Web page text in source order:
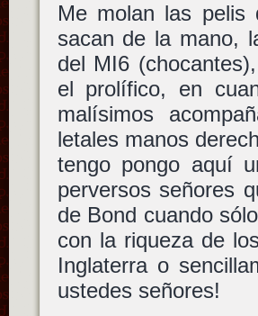
Me molan las pelis
sacan de la mano,
del MI6
el prolífico, en
malísimos
letales manos
tengo pongo aquí
perversos señores
de Bond cuando
con la riqueza de
Inglaterra o
ustedes señores!